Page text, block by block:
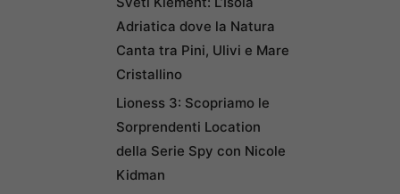
Adriatica dove la Natura
Canta tra Pini, Ulivi e Mare
Cristallino
Lioness 3: Scopriamo le
Sorprendenti Location
della Serie Spy con Nicole
Kidman